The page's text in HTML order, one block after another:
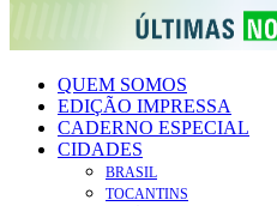
QUEM SOMOS
EDIÇÃO IMPRESSA
CADERNO ESPECIAL
CIDADES
BRASIL
TOCANTINS